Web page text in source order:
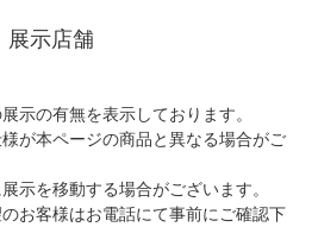
展示店舗
示の有無を表示しております。
が本ページの商品と異なる場合がご
示を移動する場合がございます。
お客様はお電話にて事前にご確認下